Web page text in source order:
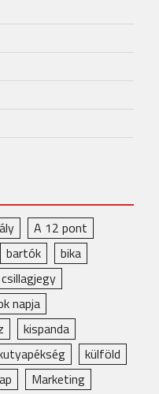
A 12 pont
bartók
bika
csillagjegy
napja
kispanda
külföld
Marketing